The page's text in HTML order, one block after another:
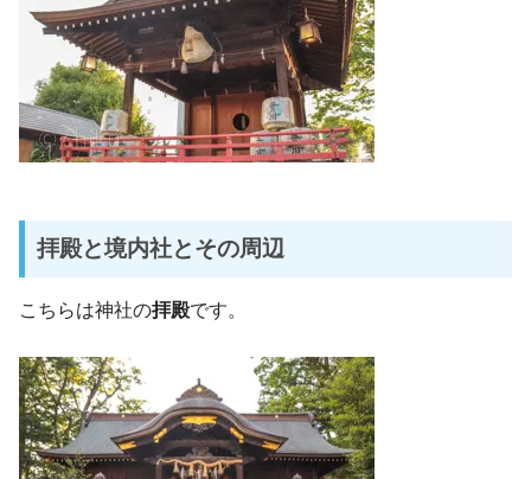
拝殿と境内社とその周辺
こちらは神社の拝殿です。